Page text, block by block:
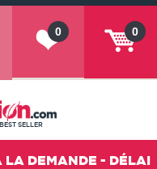
0
0
SELLER
LA DEMANDE - DÉLAI